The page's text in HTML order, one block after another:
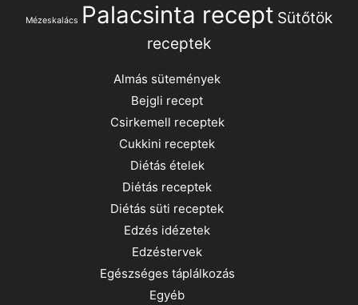
Mézeskalács Palacsinta recept Sütőtök
receptek
Almás sütemények
Bejgli recept
Csirkemell receptek
Cukkini receptek
Diétás ételek
Diétás receptek
Diétás süti receptek
Edzés idézetek
Edzéstervek
Egészséges táplálkozás
Egyéb